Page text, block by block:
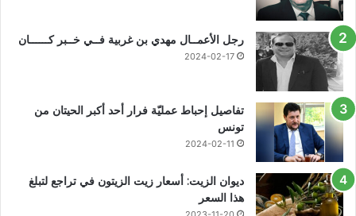
رجل الأعمــال مهدي بن غربية فــي خــبر كــــــان
2024-02-17
تفاصيل إحباط عمليّة فرار أحد أكبر الحيتان من
تونس
2024-02-11
ديوان الزيت: أسعار زيت الزيتون في تراجع لتبلغ
هذا السعر